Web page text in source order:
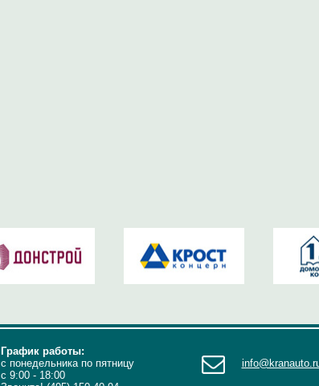
График работы:
с понедельника по пятницу
с 9:00 - 18:00